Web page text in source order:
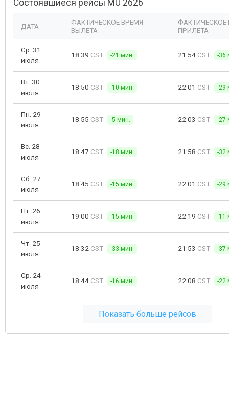
Состоявшиеся рейсы MU 2626
ДАТА
ФАКТИЧЕСКОЕ ВРЕМЯ
ВЫЛЕТА
ФАКТИЧЕСКОЕ
ПРИЛЕТА
Ср. 31
июля
18:39 CST -21 мин. 21:54 CST -36
Вт. 30
июля
18:50 CST -10 мин. 22:01 CST -29
Пн. 29
июля
18:55 CST -5 мин. 22:03 CST -27
Вс. 28
июля
18:47 CST -18 мин. 21:58 CST -32
Сб. 27
июля
18:45 CST -15 мин. 22:01 CST -29
Пт. 26
июля
19:00 CST -15 мин. 22:19 CST -11
Чт. 25
июля
18:32 CST -33 мин. 21:53 CST -37
Ср. 24
июля
18:44 CST -16 мин. 22:08 CST -22
Показать больше рейсов